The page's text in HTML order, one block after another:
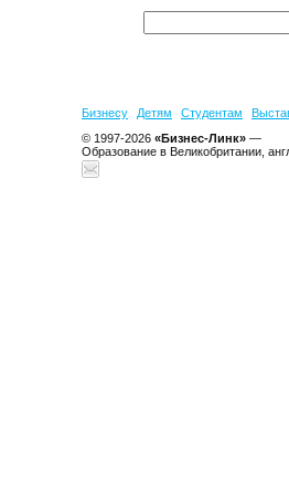
Бизнесу Детям Студентам
© 1997-2026 «Бизнес-Линк» —
Образование в Великобритании,